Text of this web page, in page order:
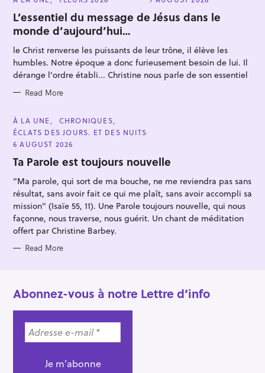
T
E
G
O
R
I
E
S
L’essentiel du message de Jésus dans le
monde d’aujourd’hui…
le Christ renverse les puissants de leur trône, il élève les
humbles. Notre époque a donc furieusement besoin de lui. Il
dérange l'ordre établi... Christine nous parle de son essentiel
Read More
C
A
T
E
O
R
E
À LA UNE
CHRONIQUES
ÉCLATS DES JOURS. ET DES NUITS
6 AUGUST 2026
Ta Parole est toujours nouvelle
"Ma parole, qui sort de ma bouche, ne me reviendra pas sans
résultat, sans avoir fait ce qui me plaît, sans avoir accompli sa
mission" (Isaïe 55, 11). Une Parole toujours nouvelle, qui nous
façonne, nous traverse, nous guérit. Un chant de méditation
offert par Christine Barbey.
Read More
Abonnez-vous à notre Lettre d’info
a
c
h
o
: